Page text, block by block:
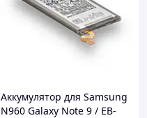
Аккумулятор для Samsung
N960 Galaxy Note 9 / EB-